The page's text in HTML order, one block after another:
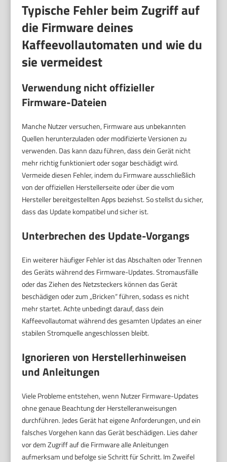
Typische Fehler beim Zugriff auf
die Firmware deines
Kaffeevollautomaten und wie du
sie vermeidest
Verwendung nicht offizieller
Firmware-Dateien
Manche Nutzer versuchen, Firmware aus unbekannten
Quellen herunterzuladen oder modifizierte Versionen zu
verwenden. Das kann dazu führen, dass dein Gerät nicht
mehr richtig funktioniert oder sogar beschädigt wird.
Vermeide diesen Fehler, indem du Firmware ausschließlich
von der offiziellen Herstellerseite oder über die vom
Hersteller bereitgestellten Apps beziehst. So stellst du sicher,
dass das Update kompatibel und sicher ist.
Unterbrechen des Update-Vorgangs
Ein weiterer häufiger Fehler ist das Abschalten oder Trennen
des Geräts während des Firmware-Updates. Stromausfälle
oder das Ziehen des Netzsteckers können das Gerät
beschädigen oder zum „Bricken“ führen, sodass es nicht
mehr startet. Achte unbedingt darauf, dass dein
Kaffeevollautomat während des gesamten Updates an einer
stabilen Stromquelle angeschlossen bleibt.
Ignorieren von Herstellerhinweisen
und Anleitungen
Viele Probleme entstehen, wenn Nutzer Firmware-Updates
ohne genaue Beachtung der Herstelleranweisungen
durchführen. Jedes Gerät hat eigene Anforderungen, und ein
falsches Vorgehen kann das Gerät beschädigen. Lies daher
vor dem Zugriff auf die Firmware alle Anleitungen
aufmerksam und befolge sie Schritt für Schritt. Im Zweifel